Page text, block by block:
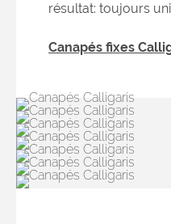
résultat: toujours
Canapés fixes